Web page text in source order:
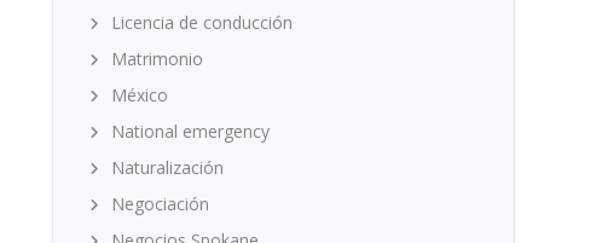
Licencia de conducción
Matrimonio
México
National emergency
Naturalización
Negociación